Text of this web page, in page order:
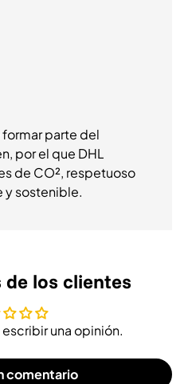
parte del
por el que DHL
de CO², respetuoso
y sostenible.
los clientes
una opinión.
comentario